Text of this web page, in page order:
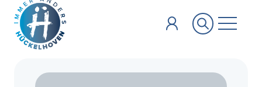
Zum Hauptinhalt springen